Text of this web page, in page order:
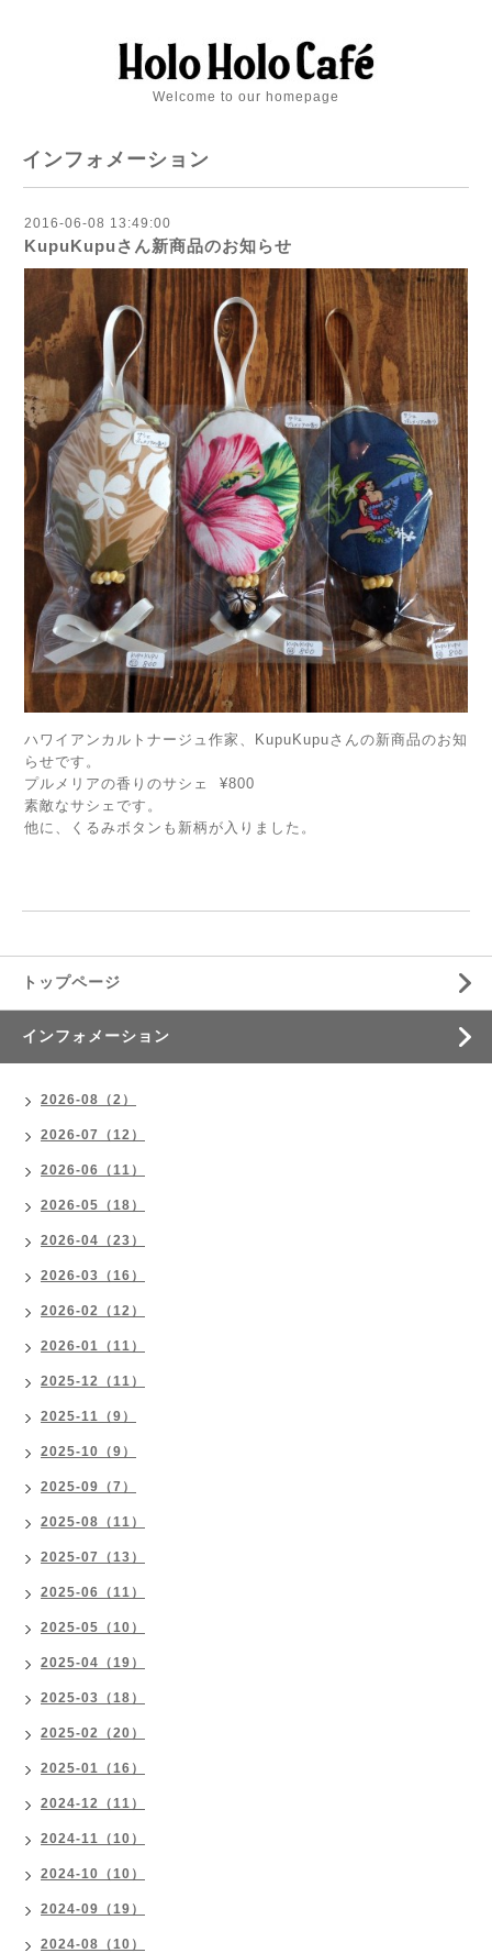
Welcome to our homepage
インフォメーション
2016-06-08 13:49:00
KupuKupuさん新商品のお知らせ
ハワイアンカルトナージュ作家、KupuKupuさんの新商品のお知
らせです。
プルメリアの香りのサシェ ¥800
素敵なサシェです。
他に、くるみボタンも新柄が入りました。
トップページ
インフォメーション
2026-08（2）
2026-07（12）
2026-06（11）
2026-05（18）
2026-04（23）
2026-03（16）
2026-02（12）
2026-01（11）
2025-12（11）
2025-11（9）
2025-10（9）
2025-09（7）
2025-08（11）
2025-07（13）
2025-06（11）
2025-05（10）
2025-04（19）
2025-03（18）
2025-02（20）
2025-01（16）
2024-12（11）
2024-11（10）
2024-10（10）
2024-09（19）
2024-08（10）